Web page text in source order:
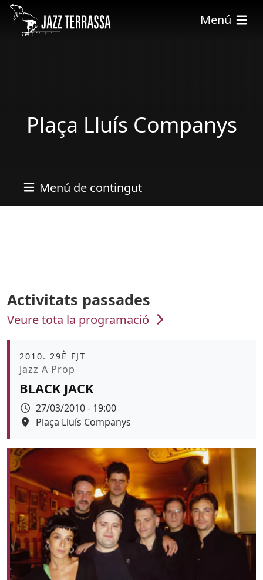
Vés al contingut
Menú
Plaça Lluís Companys
Menú de contingut
Activitats passades
Veure tota la programació
Àmbit
2010. 29È FJT
Promoció
Jazz A Prop
BLACK JACK
Data
27/03/2010 - 19:00
Espai
Plaça Lluís Companys